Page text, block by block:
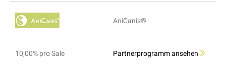
AniCanis®
10,00% pro Sale Partnerprogramm ansehen